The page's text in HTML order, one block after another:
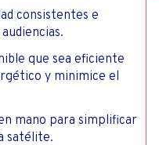
consistentes e
que sea eficiente
y minimice el
mano para simplificar
satélite.